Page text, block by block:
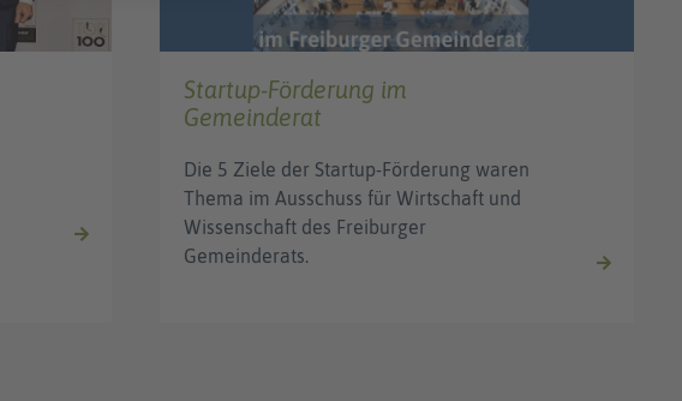
Startup-Förderung im
Gemeinderat
Die 5 Ziele der Startup-Förderung waren
Thema im Ausschuss für Wirtschaft und
Wissenschaft des Freiburger
Gemeinderats.